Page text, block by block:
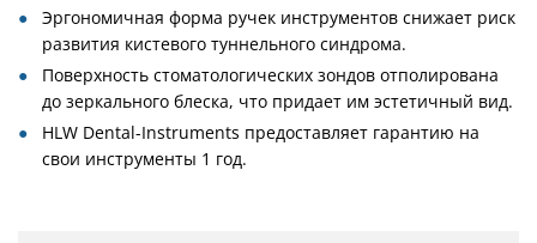
Эргономичная форма ручек инструментов снижает риск
развития кистевого туннельного синдрома.
Поверхность стоматологических зондов отполирована
до зеркального блеска, что придает им эстетичный вид.
HLW Dental-Instruments предоставляет гарантию на
свои инструменты 1 год.